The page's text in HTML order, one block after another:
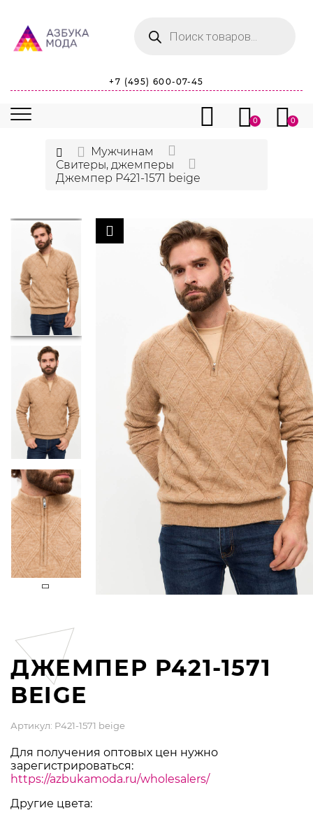
товаров
+7 (495) 600-07-45
0 0
Мужчинам
Свитеры, джемперы
Джемпер P421-1571 beige
ДЖЕМПЕР P421-1571
BEIGE
Артикул: P421-1571 beige
Для получения оптовых цен нужно
зарегистрироваться:
https://azbukamoda.ru/wholesalers/
Другие цвета: